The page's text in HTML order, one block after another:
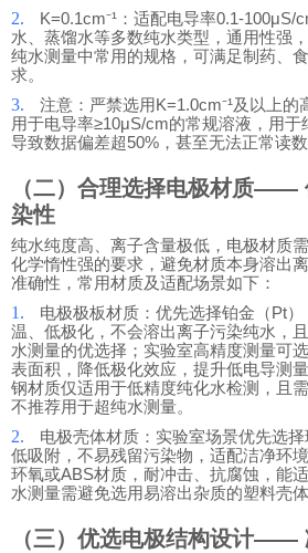
2.
K=0.1cm⁻¹：适配电导率0.1-100μS/
水、蒸馏水等多数纯水类型，通用性强
纯水测量中常用的规格，可满足制药、
求。
3.
注意：严禁选用K=1.0cm⁻¹及以上
用于电导率≥10μS/cm的常规溶液，用于
导致数据偏差超50%，甚至无法正常读数
（二）合理选择电极材质——
染性
纯水纯度高、离子含量极低，电极材质
化学惰性强的要求，避免材质本身溶出
准确性，常用材质及适配场景如下：
1.
电极极板材质：优先选择铂金（Pt
温、低极化，不会溶出离子污染纯水，
水测量的优选择；实验室高精度测量可
表面积，降低极化效应，提升低电导测
钢材质仅适用于低精度纯化水检测，且
不推荐用于超纯水测量。
2.
电极壳体材质：实验室场景优先选择
低吸附，不易残留污染物，适配洁净环
环氧或ABS材质，耐冲击、抗腐蚀，能
水测量需避免选用易溶出杂质的塑料壳
（三）优选电极结构设计——